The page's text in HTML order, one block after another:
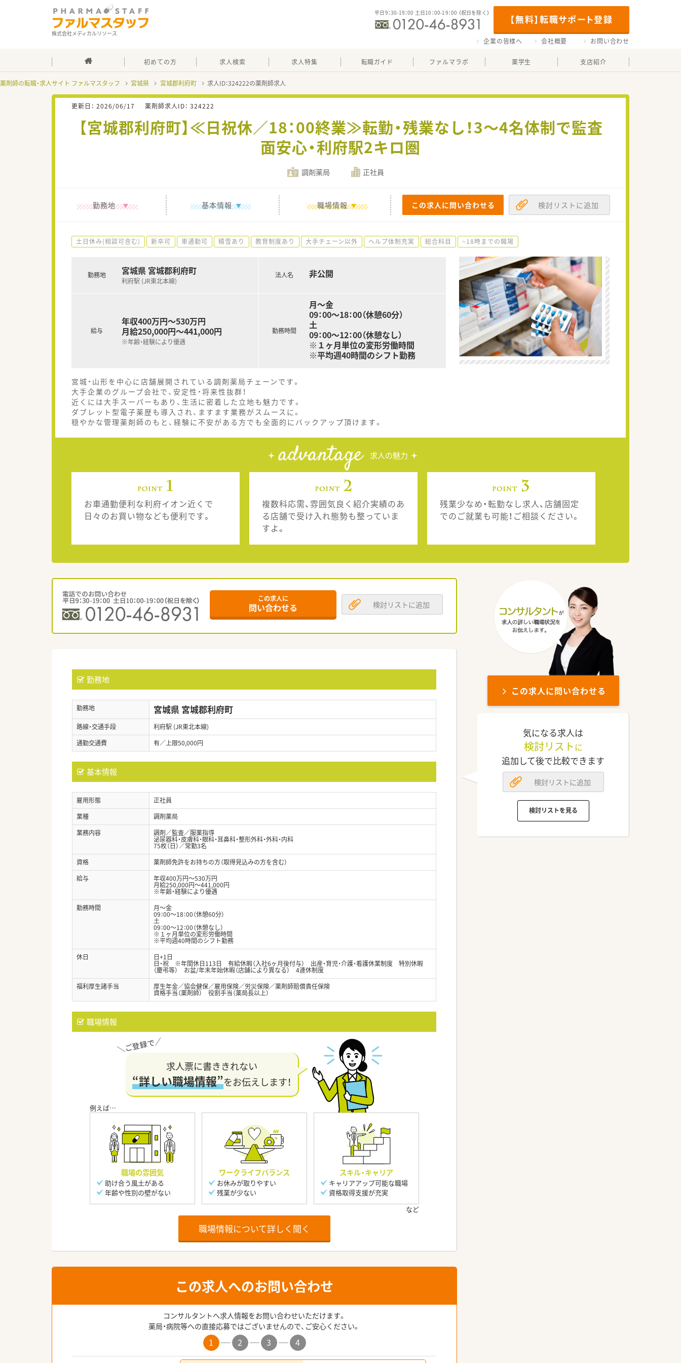
株式会社メディカルリソース
【無料】転職サポート登録
平日9：30-19：00 土日10：00-19：00 （祝日を除く）
企業の皆様へ 会社概要 お問い合わせ
初めての方 求人検索 求人特集 転職ガイド ファルマラボ 薬学生 支店紹介
薬剤師の転職・求人サイト ファルマスタッフ 宮城県 宮城郡利府町 求人ID：324222の薬剤師求人
更新日： 2026/06/17 薬剤師求人ID： 324222
【宮城郡利府町】≪日祝休／18：00終業≫転勤・残業なし！3～4名体制で監査
面安心・利府駅2キロ圏
調剤薬局 正社員
勤務地 基本情報 職場情報 この求人に問い合わせる 検討リストに追加
土日休み(相談可含む) 新卒可 車通勤可 積雪あり 教育制度あり 大手チェーン以外 ヘルプ体制充実 総合科目 ~18時までの職場
勤務地 宮城県 宮城郡利府町
利府駅 (JR東北本線)
給与
年収400万円～530万円
月給250,000円～441,000円
※年齢・経験により優遇
法人名 非公開
勤務時間
月～金
09：00～18：00（休憩60分）
土
09：00～12：00（休憩なし）
※１ヶ月単位の変形労働時間
※平均週40時間のシフト勤務
宮城・山形を中心に店舗展開されている調剤薬局チェーンです。
大手企業のグループ会社で、安定性・将来性抜群！
近くには大手スーパーもあり、生活に密着した立地も魅力です。
ダブレット型電子薬歴も導入され、ますます業務がスムースに。
穏やかな管理薬剤師のもと、経験に不安がある方でも全面的にバックアップ頂けます。
advantage 求人の魅力
お車通勤便利な利府イオン近くで
日々のお買い物なども便利です。
複数科応需、雰囲気良く紹介実績のあ
る店舗で受け入れ態勢も整っていま
すよ。
残業少なめ・転勤なし求人、店舗固定
でのご就業も可能！ご相談ください。
この求人に
問い合わせる 検討リストに追加
勤務地
勤務地 宮城県 宮城郡利府町
路線・交通手段
利府駅 (JR東北本線)
通勤交通費
有／上限50,000円
基本情報
雇用形態
正社員
業種
調剤薬局
業務内容
調剤／監査／服薬指導
泌尿器科・皮膚科・眼科・耳鼻科・整形外科・外科・内科
75枚（日）／常勤3名
資格
薬剤師免許をお持ちの方（取得見込みの方を含む）
給与
年収400万円～530万円
月給250,000円～441,000円
※年齢・経験により優遇
勤務時間
月～金
09：00～18：00（休憩60分）
土
09：00～12：00（休憩なし）
※１ヶ月単位の変形労働時間
※平均週40時間のシフト勤務
休日
日+1日
日・祝 ※年間休日113日 有給休暇（入社6ヶ月後付与） 出産・育児・介護・看護休業制度 特別休暇
（慶弔等） お盆/年末年始休暇（店舗により異なる） 4連休制度
福利厚生諸手当
厚生年金／協会健保／雇用保険／労災保険／薬剤師賠償責任保険
資格手当（薬剤師） 役割手当（薬局長以上）
職場情報
求人票に書ききれない
“詳しい職場情報”をお伝えします！
職場の雰囲気
助け合う風土がある
年齢や性別の壁がない
ワークライフバランス
お休みが取りやすい
残業が少ない
スキル・キャリア
キャリアアップ可能な職場
資格取得支援が充実
職場情報について詳しく聞く
この求人へのお問い合わせ
コンサルタントへ求人情報をお問い合わせいただけます。
薬局・病院等への直接応募ではございませんので、ご安心ください。
1 2 3 4
この求人に問い合わせる
気になる求人は
検討リスト に
追加して後で比較できます
検討リストに追加
検討リストを見る